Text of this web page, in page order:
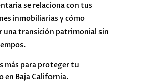
se relaciona con tus
inmobiliarias y cómo
una transición patrimonial sin
más para proteger tu
en Baja California.